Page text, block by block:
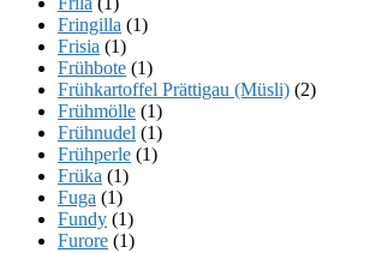
Fringilla (1)
Frisia (1)
Frühbote (1)
Frühkartoffel Prättigau (Müsli) (2)
Frühmölle (1)
Frühnudel (1)
Frühperle (1)
Früka (1)
Fuga (1)
Fundy (1)
Furore (1)